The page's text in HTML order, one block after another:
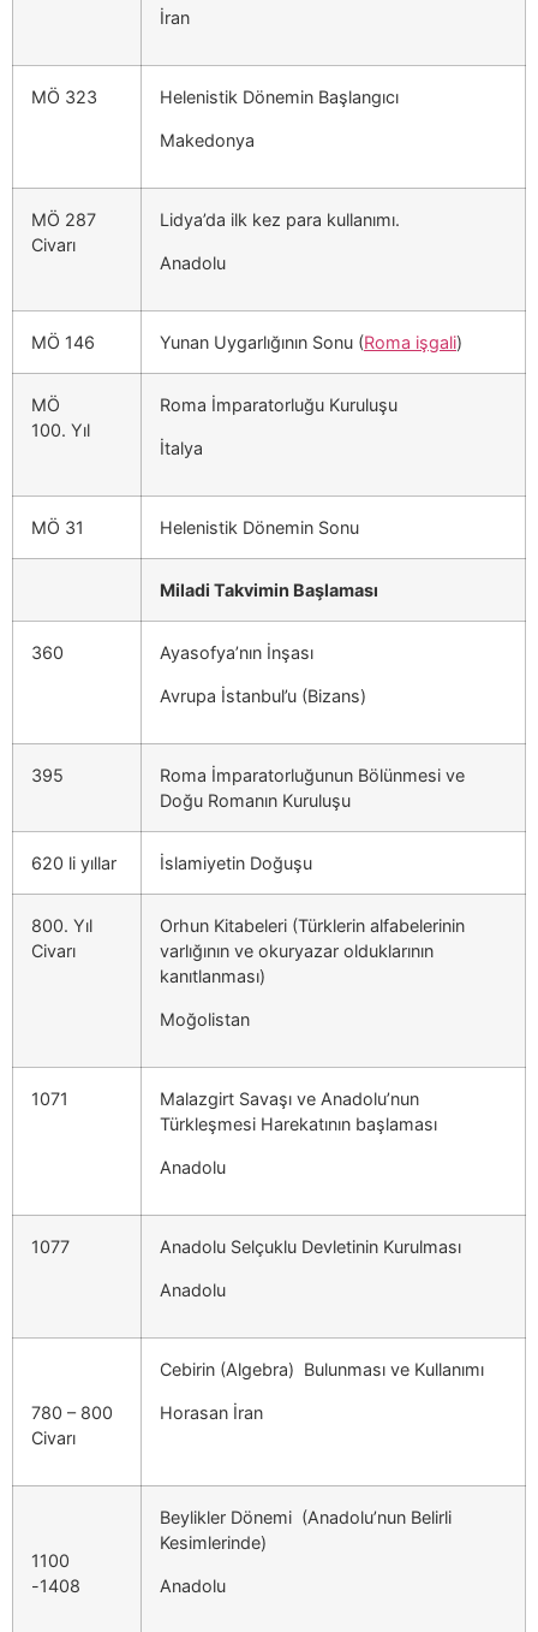
İran
MÖ 323 Helenistik Dönemin Başlangıcı
Makedonya
MÖ 287
Civarı
Lidya’da ilk kez para kullanımı.
Anadolu
MÖ 146 Yunan Uygarlığının Sonu (Roma işgali)
MÖ
100. Yıl
Roma İmparatorluğu Kuruluşu
İtalya
MÖ 31 Helenistik Dönemin Sonu
Miladi Takvimin Başlaması
360 Ayasofya’nın İnşası
Avrupa İstanbul’u (Bizans)
395
Roma İmparatorluğunun Bölünmesi ve
Doğu Romanın Kuruluşu
620 li yıllar İslamiyetin Doğuşu
800. Yıl
Civarı
Orhun Kitabeleri (Türklerin alfabelerinin
varlığının ve okuryazar olduklarının
kanıtlanması)
Moğolistan
1071
Malazgirt Savaşı ve Anadolu’nun
Türkleşmesi Harekatının başlaması
Anadolu
1077 Anadolu Selçuklu Devletinin Kurulması
Anadolu
780 – 800
Civarı
Cebirin (Algebra) Bulunması ve Kullanımı
Horasan İran
1100
-1408
Beylikler Dönemi (Anadolu’nun Belirli
Kesimlerinde)
Anadolu